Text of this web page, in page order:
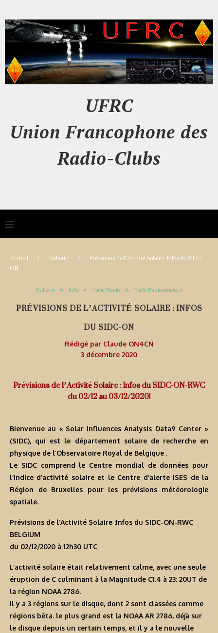
UFRC
Union Francophone des
Radio-Clubs
Accueil Bulletin Prévisions de l’Activité Solaire : Infos du SIDC-
ON
Bulletin Info Trafic Radio Trafic Radioamateur
PRÉVISIONS DE L’ACTIVITÉ SOLAIRE : INFOS
DU SIDC-ON
Rédigé par Claude ON4CN
3 décembre 2020
Prévisions de l’Activité Solaire : Infos du SIDC-ON-RWC
du 02/12 au 03/12/2020!
Bienvenue au « Solar Influences Analysis Data9 Center »
(SIDC), qui est le département solaire de recherche en
physique de l’Observatoire Royal de Belgique .
Le SIDC comprend le Centre mondial de données pour
l’indice d’activité solaire et le Centre d’alerte ISES de la
Région de Bruxelles pour les prévisions météorologie
spatiale.
Prévisions de l’Activité Solaire :Infos du SIDC-ON-RWC
BELGIUM
du 02/12/2020 à 12h30 UTC
L’activité solaire était relativement calme, avec une seule
éruption de C culminant à la Magnitude C1.4 à 23: 20UT de
la région NOAA 2786.
Il y a 3 régions sur le disque, dont 2 sont classées comme
régions bêta. le plus grand est la NOAA AR 2786, déjà sur
le disque depuis un certain temps, et il y a le nouvelle